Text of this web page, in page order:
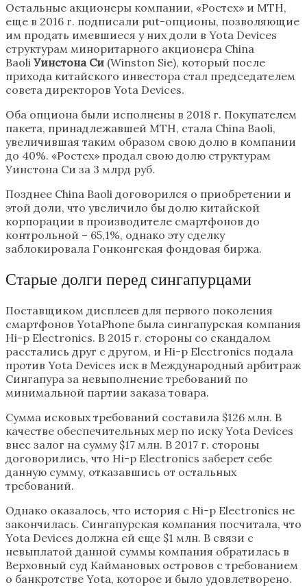
Остальные акционеры компании, «Ростех» и MTH,
еще в 2016 г. подписали put-опционы, позволяющие
им продать имевшиеся у них доли в Yota Devices
структурам миноритарного акционера China
Baoli Уинстона Си (Winston Sie), который после
прихода китайского инвестора стал председателем
совета директоров Yota Devices.
Оба опциона были исполнены в 2018 г. Покупателем
пакета, принадлежавшей MTH, стала China Baoli,
увеличившая таким образом свою долю в компании
до 40%. «Ростех» продал свою долю структурам
Уинстона Си за 3 млрд руб.
Позднее China Baoli договорился о приобретении и
этой доли, что увеличило бы долю китайской
корпорации в производителе смартфонов до
контрольной – 65,1%, однако эту сделку
заблокировала Гонконгская фондовая биржа.
Старые долги перед сингапурцами
Поставщиком дисплеев для первого поколения
смартфонов YotaPhone была сингапурская компания
Hi-p Electronics. В 2015 г. стороны со скандалом
расстались друг с другом, и Hi-p Electronics подала
против Yota Devices иск в Международный арбитраж
Сингапура за невыполнение требований по
минимальной партии заказа товара.
Сумма исковых требований составила $126 млн. В
качестве обеспечительных мер по иску Yota Devices
внес залог на сумму $17 млн. В 2017 г. стороны
договорились, что Hi-p Electronics заберет себе
данную сумму, отказавшись от остальных
требований.
Однако оказалось, что история с Hi-p Electronics не
закончилась. Сингапурская компания посчитала, что
Yota Devices должна ей еще $1 млн. В связи с
невыплатой данной суммы компания обратилась в
Верховный суд Каймановых островов с требованием
о банкротстве Yota, которое и было удовлетворено.